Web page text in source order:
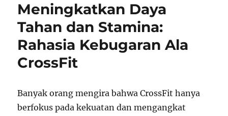
Meningkatkan Daya
Tahan dan Stamina:
Rahasia Kebugaran Ala
CrossFit
Banyak orang mengira bahwa CrossFit hanya
berfokus pada kekuatan dan mengangkat